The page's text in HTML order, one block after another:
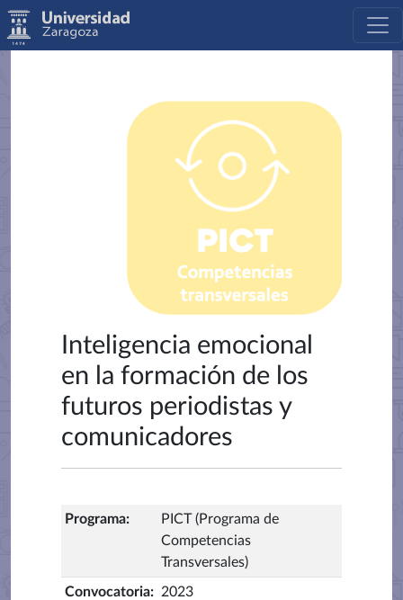
Inteligencia emocional
en la formación de los
futuros periodistas y
comunicadores
Programa:
PICT (Programa de
Competencias
Transversales)
Convocatoria: 2023